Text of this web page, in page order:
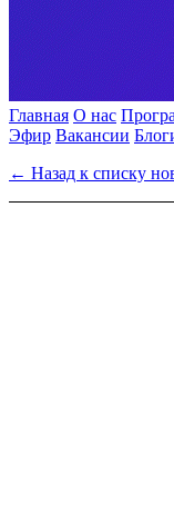
Главная О нас
Эфир Вакансии
← Назад к списку